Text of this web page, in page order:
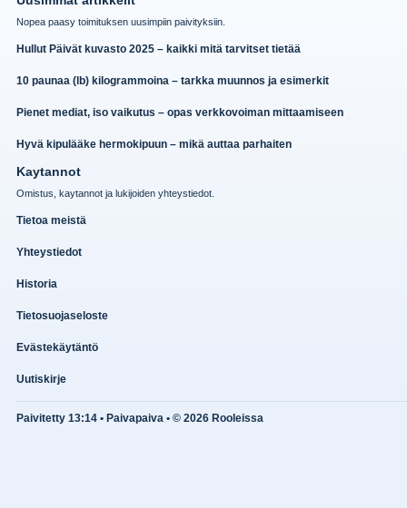
Nopea paasy toimituksen uusimpiin paivityksiin.
Hullut Päivät kuvasto 2025 – kaikki mitä tarvitset tietää
10 paunaa (lb) kilogrammoina – tarkka muunnos ja esimerkit
Pienet mediat, iso vaikutus – opas verkkovoiman mittaamiseen
Hyvä kipulääke hermokipuun – mikä auttaa parhaiten
Kaytannot
Omistus, kaytannot ja lukijoiden yhteystiedot.
Tietoa meistä
Yhteystiedot
Historia
Tietosuojaseloste
Evästekäytäntö
Uutiskirje
Paivitetty 13:14 • Paivapaiva • © 2026 Rooleissa